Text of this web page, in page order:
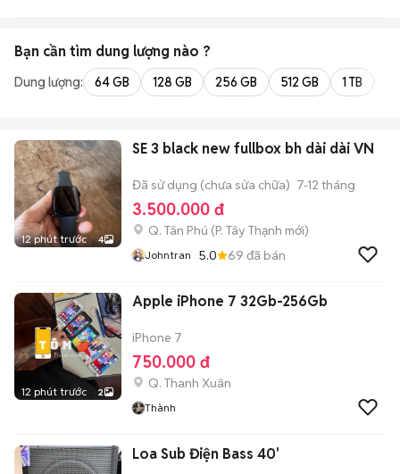
Bạn cần tìm dung lượng nào ?
Dung lượng: 64 GB 128 GB 256 GB 512 GB 1 TB
12 phút trước 4
SE 3 black new fullbox bh dài dài VN
Đã sử dụng (chưa sửa chữa) 7-12 tháng
3.500.000 đ
Q. Tân Phú (P. Tây Thạnh mới)
Johntran 5.0 69 đã bán
12 phút trước 2
Apple iPhone 7 32Gb-256Gb
iPhone 7
750.000 đ
Q. Thanh Xuân
Thành
Loa Sub Điện Bass 40'